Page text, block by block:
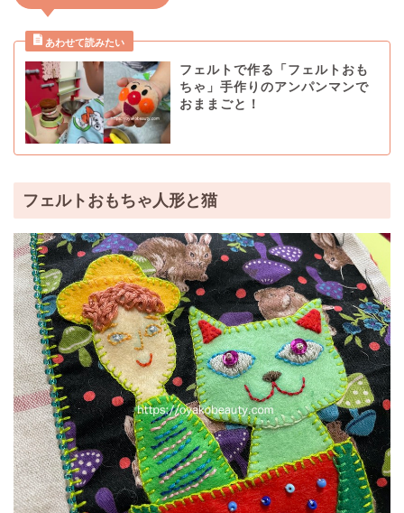
フェルトで作る「フェルトおも
ちゃ」手作りのアンパンマンで
おままごと！
フェルトおもちゃ人形と猫